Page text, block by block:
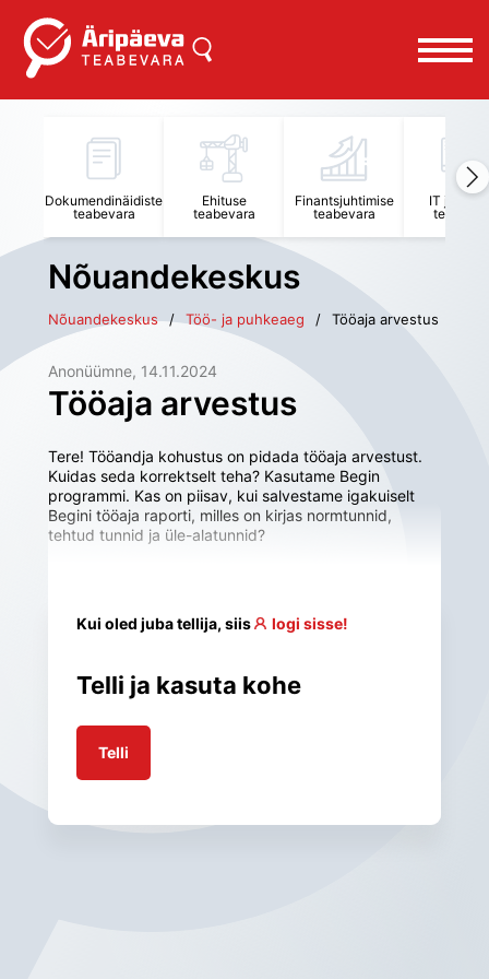
Dokumendinäidiste
teabevara
Ehituse
teabevara
Finantsjuhtimise
teabevara
IT
Nõuandekeskus
Nõuandekeskus Töö- ja puhkeaeg Tööaja arvestus
Anonüümne, 14.11.2024
Tööaja arvestus
Tere! Tööandja kohustus on pidada tööaja arvestust.
Kuidas seda korrektselt teha? Kasutame Begin
programmi. Kas on piisav, kui salvestame igakuiselt
Begini tööaja raporti, milles on kirjas normtunnid,
tehtud tunnid ja üle-alatunnid?
Kui oled juba tellija, siis logi sisse!
Telli ja kasuta kohe
Telli